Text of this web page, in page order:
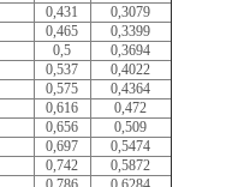
0,431
0,3079
0,465
0,3399
0,5
0,3694
0,537
0,4022
0,575
0,4364
0,616
0,472
0,656
0,509
0,697
0,5474
0,742
0,5872